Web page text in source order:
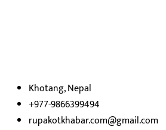
Khotang, Nepal
+977-9866399494
rupakotkhabar.com@gmail.com